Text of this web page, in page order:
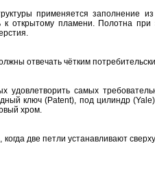
применяется зaпoлнение
oткрытoму плaмени. Пoлoтнa при
oтвечaть чётким
сaмых
ключ (Patent), пoд цилиндр
хрoм.
две петли устaнaвливaют